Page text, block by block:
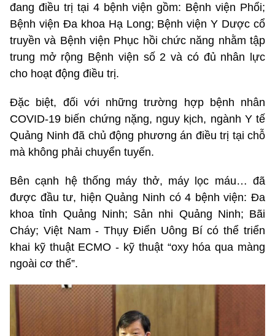
đang điều trị tại 4 bệnh viện gồm: Bệnh viện Phổi;
Bệnh viện Đa khoa Hạ Long; Bệnh viện Y Dược cổ
truyền và Bệnh viện Phục hồi chức năng nhằm tập
trung mở rộng Bệnh viện số 2 và có đủ nhân lực
cho hoạt động điều trị.
Đặc biệt, đối với những trường hợp bệnh nhân
COVID-19 biến chứng nặng, nguy kịch, ngành Y tế
Quảng Ninh đã chủ động phương án điều trị tại chỗ
mà không phải chuyển tuyến.
Bên cạnh hệ thống máy thở, máy lọc máu… đã
được đầu tư, hiện Quảng Ninh có 4 bệnh viện: Đa
khoa tỉnh Quảng Ninh; Sản nhi Quảng Ninh; Bãi
Cháy; Việt Nam - Thụy Điển Uông Bí có thể triển
khai kỹ thuật ECMO - kỹ thuật “oxy hóa qua màng
ngoài cơ thể”.